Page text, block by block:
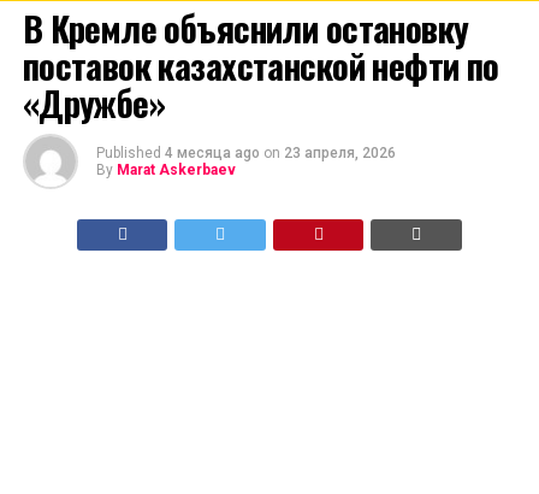
В Кремле объяснили остановку
поставок казахстанской нефти по
«Дружбе»
Published 4 месяца ago on 23 апреля, 2026
By Marat Askerbaev